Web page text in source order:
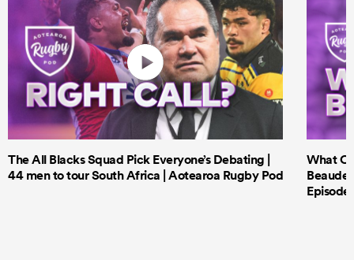
The All Blacks Squad Pick Everyone’s Debating |
44 men to tour South Africa | Aotearoa Rugby Pod
What
Episode